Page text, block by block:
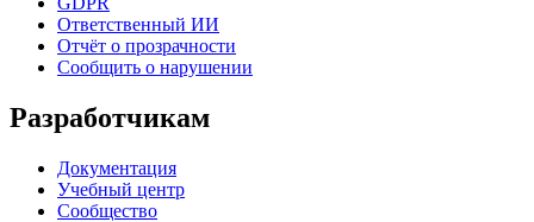
Ответственный ИИ
Отчёт о прозрачности
Сообщить о нарушении
Разработчикам
Документация
Учебный центр
Сообщество